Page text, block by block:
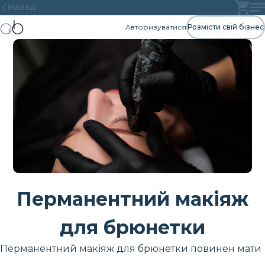
Назад
Авторизуватися Розмісти свій бізнес
Перманентний макіяж
для брюнетки
Перманентний макіяж для брюнетки повинен мати